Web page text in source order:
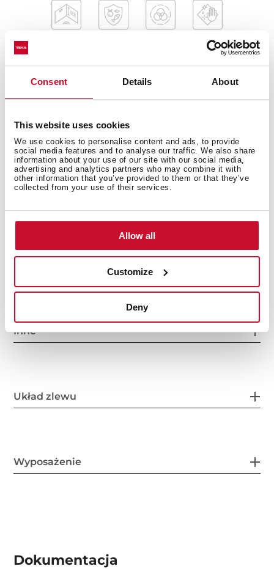
Consent Details About
This website uses cookies
We use cookies to personalise content and ads, to provide
social media features and to analyse our traffic. We also share
information about your use of our site with our social media,
advertising and analytics partners who may combine it with
other information that you’ve provided to them or that they’ve
collected from your use of their services.
Allow all
Customize
Deny
Inne
Układ zlewu
Wyposażenie
Dokumentacja